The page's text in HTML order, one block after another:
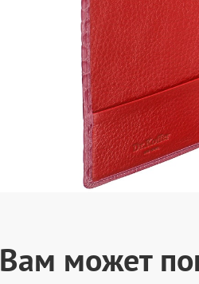
Вам может